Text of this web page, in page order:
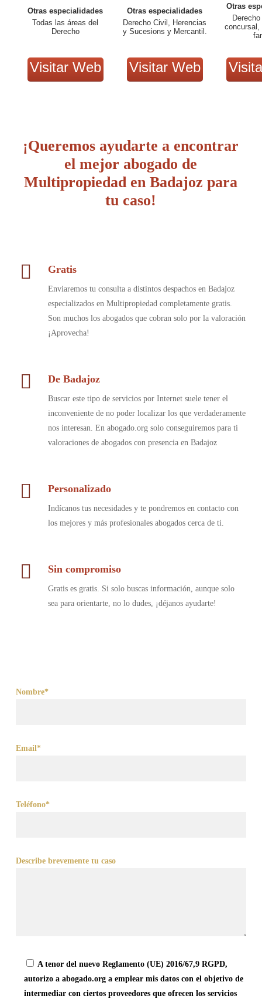
Otras especialidades
Todas las áreas del
Derecho
Visitar Web
Otras especialidades
Derecho Civil, Herencias
y Sucesions y Mercantil.
Visitar Web
Otras
concursal,
¡Queremos ayudarte a encontrar
el mejor abogado de
Multipropiedad en Badajoz para
tu caso!
Gratis
Enviaremos tu consulta a distintos despachos en Badajoz
especializados en Multipropiedad completamente gratis.
Son muchos los abogados que cobran solo por la valoración
¡Aprovecha!
De Badajoz
Buscar este tipo de servicios por Internet suele tener el
inconveniente de no poder localizar los que verdaderamente
nos interesan. En abogado.org solo conseguiremos para ti
valoraciones de abogados con presencia en Badajoz
Personalizado
Indícanos tus necesidades y te pondremos en contacto con
los mejores y más profesionales abogados cerca de ti.
Sin compromiso
Gratis es gratis. Si solo buscas información, aunque solo
sea para orientarte, no lo dudes, ¡déjanos ayudarte!
Nombre*
Email*
Teléfono*
Describe brevemente tu caso
A tenor del nuevo Reglamento (UE) 2016/67,9 RGPD,
autorizo a abogado.org a emplear mis datos con el objetivo de
intermediar con ciertos proveedores que ofrecen los servicios